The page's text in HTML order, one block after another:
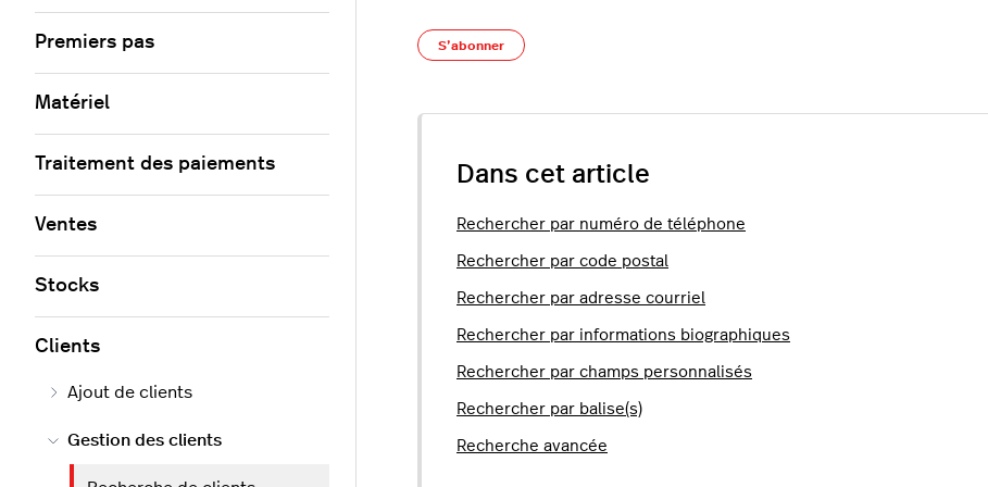
S’abonner
Dans cet article
Rechercher par numéro de téléphone
Rechercher par code postal
Rechercher par adresse courriel
Rechercher par informations biographiques
Rechercher par champs personnalisés
Rechercher par balise(s)
Recherche avancée
Premiers pas
Matériel
Traitement des paiements
Ventes
Stocks
Clients
Ajout de clients
Gestion des clients